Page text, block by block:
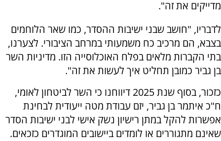
מדייקים את זה".
לדבריו, "חושב שבני ישיבות ההסדר, כמו שאר הלוחמים
בצבא, הם מרכיב כח משמעותי במרחב הציבורי. לצערנו,
בתי הקברות מלאים בפלח האוכלוסייה הזו. מדיניות השר
בן גביר כמובן תחליט איך לעשות את זה".
כזכור, בסוף שנת 2025 דיווחנו כי השר לביטחון לאומי,
ח"כ איתמר בן גביר, יזם עבודת מטה ייעודית לבחינת
אפשרות להקל במתן רישיון נשק אישי לבני ישיבות הסדר
שאינם מתגוררים או לומדים ביישובים המוגדרים כזכאים.